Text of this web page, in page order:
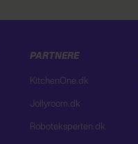
PARTNERE
KitchenOne.dk
Jollyroom.dk
Roboteksperten.dk